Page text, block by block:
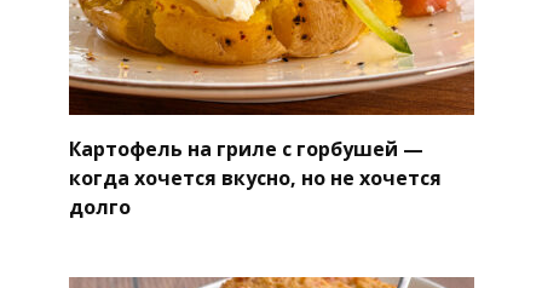
Картофель на гриле с горбушей —
когда хочется вкусно, но не хочется
долго